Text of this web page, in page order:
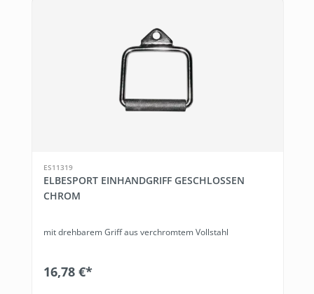
ES11319
ELBESPORT EINHANDGRIFF GESCHLOSSEN
CHROM
mit drehbarem Griff aus verchromtem Vollstahl
16,78 €*